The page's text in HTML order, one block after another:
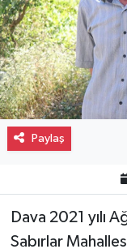
Paylaş
Dava 2021 yılı
Sabırlar
Eğitim